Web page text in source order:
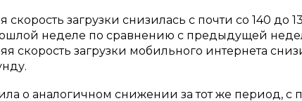
загрузки снизилась с почти со 140 до
неделе по сравнению с предыдущей
скорость загрузки мобильного интернета
о аналогичном снижении за тот же период, с